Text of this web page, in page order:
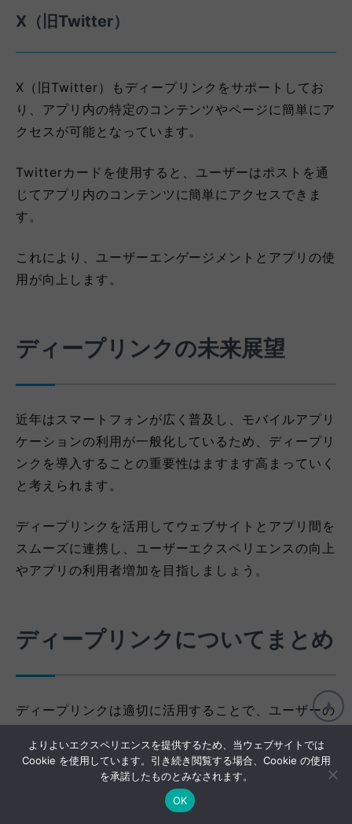
X（旧Twitter）
X（旧Twitter）もディープリンクをサポートしてお
り、アプリ内の特定のコンテンツやページに簡単にア
クセスが可能となっています。
Twitterカードを使用すると、ユーザーはポストを通
じてアプリ内のコンテンツに簡単にアクセスできま
す。
これにより、ユーザーエンゲージメントとアプリの使
用が向上します。
ディープリンクの未来展望
近年はスマートフォンが広く普及し、モバイルアプリ
ケーションの利用が一般化しているため、ディープリ
ンクを導入することの重要性はますます高まっていく
と考えられます。
ディープリンクを活用してウェブサイトとアプリ間を
スムーズに連携し、ユーザーエクスペリエンスの向上
やアプリの利用者増加を目指しましょう。
ディープリンクについてまとめ
ディープリンクは適切に活用することで、ユーザーの
へと導くことが期待できます。\
ディープリンクを導入する際はテクニカルな側面をし
っかりと理解し、最適な実装を行うことが重要です。
よりよいエクスペリエンスを提供するため、当ウェブサイトでは
Cookie を使用しています。引き続き閲覧する場合、Cookie の使用
を承諾したものとみなされます。
OK